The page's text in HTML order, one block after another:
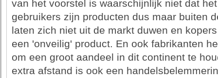
van het voorstel is waarschijnlijk niet dat
gebruikers zijn producten dus maar buiten
laten zich niet uit de markt duwen en
een 'onveilig' product. En ook fabrikanten
om een groot aandeel in dit continent te
extra afstand is ook een